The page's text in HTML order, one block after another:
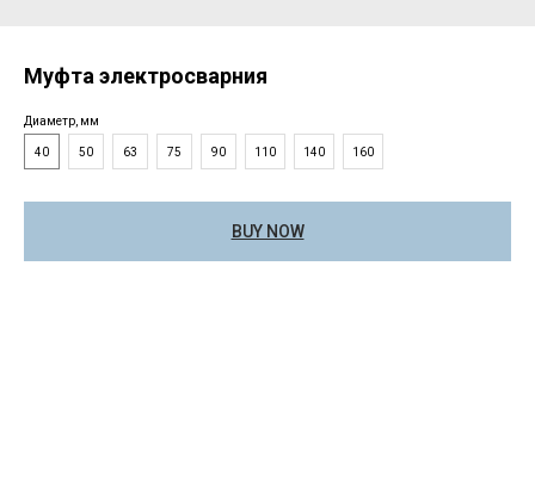
Муфта электросварния
Диаметр, мм
40 50 63 75 90 110 140 160
BUY NOW